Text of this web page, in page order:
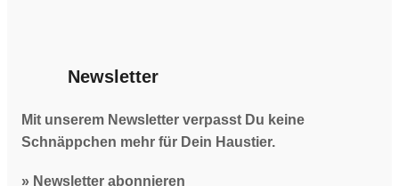
Newsletter
Mit unserem Newsletter verpasst Du keine
Schnäppchen mehr für Dein Haustier.
» Newsletter abonnieren